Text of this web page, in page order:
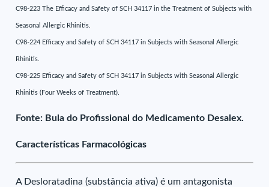
C98-223 The Efficacy and Safety of SCH 34117 in the Treatment of Subjects with
Seasonal Allergic Rhinitis.
C98-224 Efficacy and Safety of SCH 34117 in Subjects with Seasonal Allergic
Rhinitis.
C98-225 Efficacy and Safety of SCH 34117 in Subjects with Seasonal Allergic
Rhinitis (Four Weeks of Treatment).
Fonte: Bula do Profissional do Medicamento Desalex.
Características Farmacológicas
A Desloratadina (substância ativa) é um antagonista